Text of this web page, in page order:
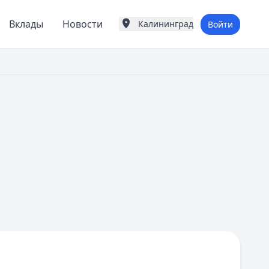
Вклады Новости
Города России
Калининград Войти